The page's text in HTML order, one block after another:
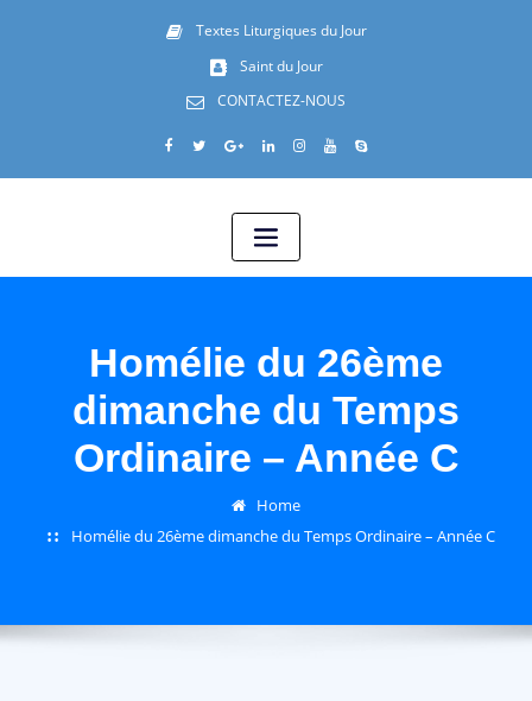
Textes Liturgiques du Jour
Saint du Jour
CONTACTEZ-NOUS
Homélie du 26ème
dimanche du Temps
Ordinaire – Année C
Home
Homélie du 26ème dimanche du Temps Ordinaire – Année C